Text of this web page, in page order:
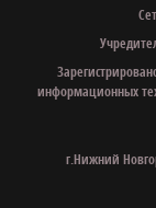
информационных
г.Нижний